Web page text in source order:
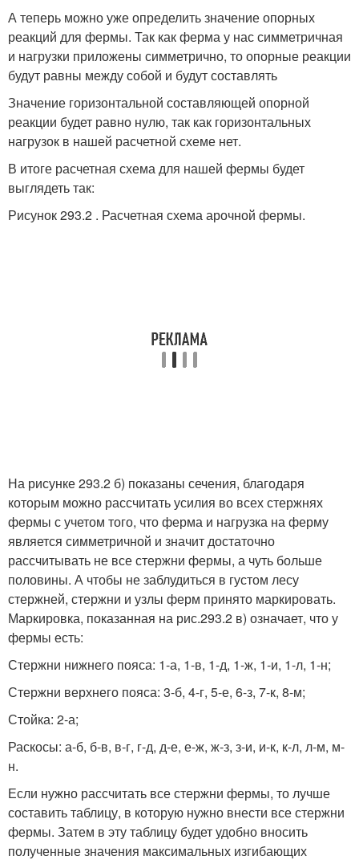
А теперь можно уже определить значение опорных
реакций для фермы. Так как ферма у нас симметричная
и нагрузки приложены симметрично, то опорные реакции
будут равны между собой и будут составлять
Значение горизонтальной составляющей опорной
реакции будет равно нулю, так как горизонтальных
нагрузок в нашей расчетной схеме нет.
В итоге расчетная схема для нашей фермы будет
выглядеть так:
Рисунок 293.2 . Расчетная схема арочной фермы.
На рисунке 293.2 б) показаны сечения, благодаря
которым можно рассчитать усилия во всех стержнях
фермы с учетом того, что ферма и нагрузка на ферму
является симметричной и значит достаточно
рассчитывать не все стержни фермы, а чуть больше
половины. А чтобы не заблудиться в густом лесу
стержней, стержни и узлы ферм принято маркировать.
Маркировка, показанная на рис.293.2 в) означает, что у
фермы есть:
Стержни нижнего пояса: 1-а, 1-в, 1-д, 1-ж, 1-и, 1-л, 1-н;
Стержни верхнего пояса: 3-б, 4-г, 5-е, 6-з, 7-к, 8-м;
Стойка: 2-а;
Раскосы: а-б, б-в, в-г, г-д, д-е, е-ж, ж-з, з-и, и-к, к-л, л-м, м-
н.
Если нужно рассчитать все стержни фермы, то лучше
составить таблицу, в которую нужно внести все стержни
фермы. Затем в эту таблицу будет удобно вносить
полученные значения максимальных изгибающих